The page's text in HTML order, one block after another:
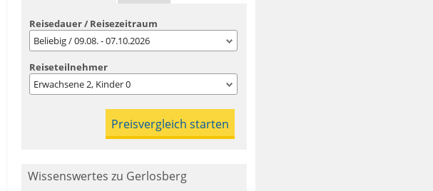
Reisedauer / Reisezeitraum
Beliebig / 09.08. - 07.10.2026
Reiseteilnehmer
Erwachsene2, Kinder0
Wissenswertes zu Gerlosberg